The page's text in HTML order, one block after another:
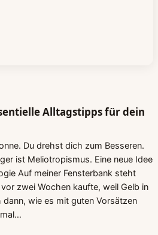
Alltagstipps für dein
Du drehst dich zum Besseren.
ist Meliotropismus. Eine neue Idee
Auf meiner Fensterbank steht
zwei Wochen kaufte, weil Gelb in
wie es mit guten Vorsätzen